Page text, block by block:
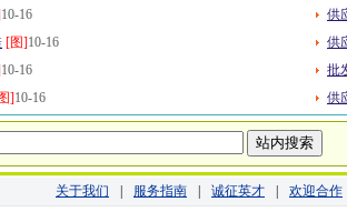
10-16
供
[图]10-16
供
10-16
批
]10-16 供
关于我们 服务指南 诚征英才 欢迎合作